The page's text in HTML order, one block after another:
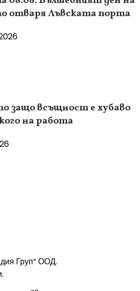
отваря Лъвската порта
защо всъщност е хубаво
на работа
Груп“ ООД.